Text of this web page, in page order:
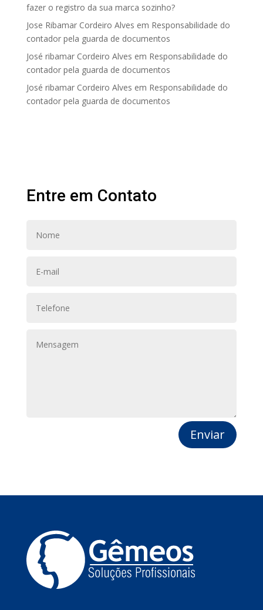
fazer o registro da sua marca sozinho?
Jose Ribamar Cordeiro Alves em Responsabilidade do
contador pela guarda de documentos
José ribamar Cordeiro Alves em Responsabilidade do
contador pela guarda de documentos
José ribamar Cordeiro Alves em Responsabilidade do
contador pela guarda de documentos
Entre em Contato
Enviar